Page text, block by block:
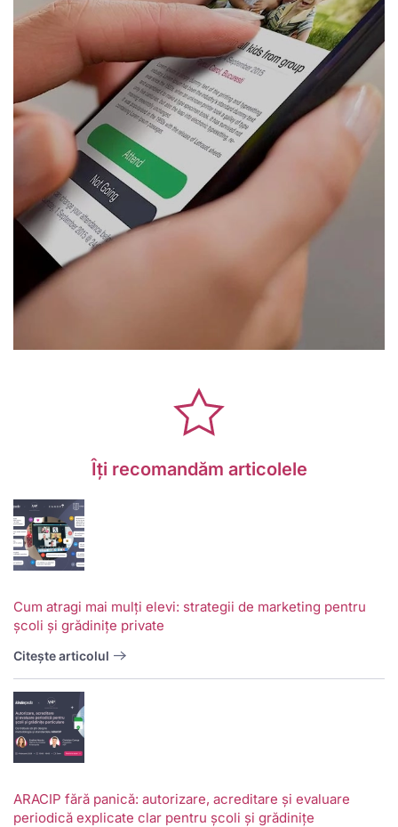
Îți recomandăm articolele
Cum atragi mai mulți elevi: strategii de marketing pentru
școli și grădinițe private
Citește articolul
ARACIP fără panică: autorizare, acreditare și evaluare
periodică explicate clar pentru școli și grădinițe